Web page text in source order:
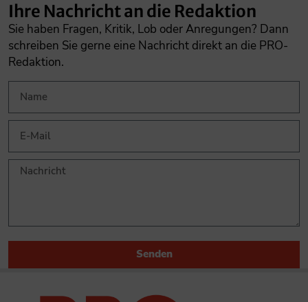
Ihre Nachricht an die Redaktion
Sie haben Fragen, Kritik, Lob oder Anregungen? Dann
schreiben Sie gerne eine Nachricht direkt an die PRO-
Redaktion.
Senden